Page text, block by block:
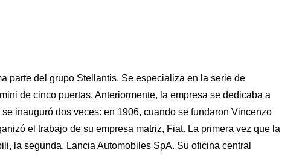
parte del grupo Stellantis. Se especializa en la serie de
de cinco puertas. Anteriormente, la empresa se dedicaba a
inauguró dos veces: en 1906, cuando se fundaron Vincenzo
el trabajo de su empresa matriz, Fiat. La primera vez que la
la segunda, Lancia Automobiles SpA. Su oficina central